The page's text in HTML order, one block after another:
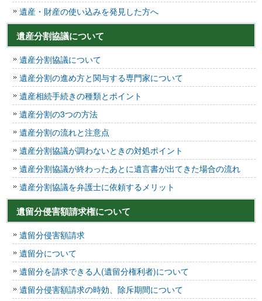
遺産・財産の使い込みを発見した方へ
遺産分割協議について
遺産分割協議について
遺産分割の進め方と関与する専門家について
遺産相続手続きの種類とポイント
遺産分割の3つの方法
遺産分割の流れと注意点
遺産分割協議が調わないときの対処ポイント
遺産分割協議が終わったあとに遺言書が出てきた場合の流れ
遺産分割協議を弁護士に依頼するメリット
遺留分侵害額請求権について
遺留分侵害額請求
遺留分について
遺留分を請求できる人(遺留分権利者)について
遺留分侵害額請求の時効、除斥期間について